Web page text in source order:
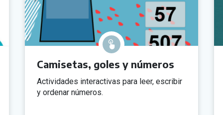
Camisetas, goles y números
Actividades interactivas para leer, escribir
y ordenar números.